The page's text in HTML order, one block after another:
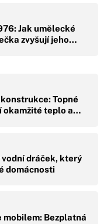
Jak umělecké
zvyšují jeho…
Topné
okamžité teplo a…
dráček, který
domácnosti
mobilem: Bezplatná